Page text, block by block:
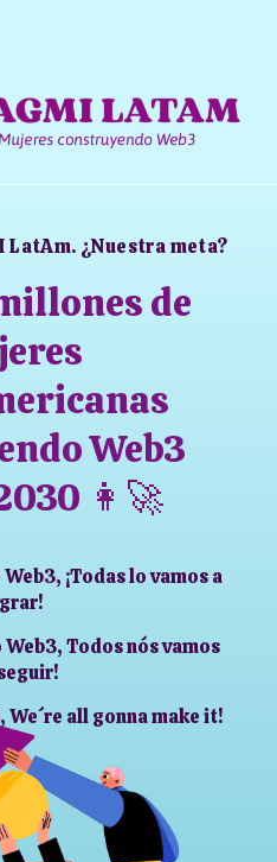
LatAm. ¿Nuestra meta?
de
Web3
👩‍🚀
¡Todas lo vamos a
Todos nós vamos
all gonna make it!